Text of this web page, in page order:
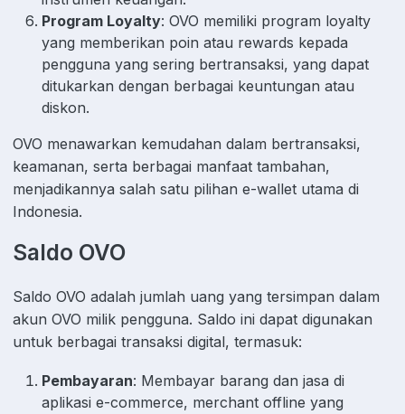
Program Loyalty: OVO memiliki program loyalty
yang memberikan poin atau rewards kepada
pengguna yang sering bertransaksi, yang dapat
ditukarkan dengan berbagai keuntungan atau
diskon.
OVO menawarkan kemudahan dalam bertransaksi,
keamanan, serta berbagai manfaat tambahan,
menjadikannya salah satu pilihan e-wallet utama di
Indonesia.
Saldo OVO
Saldo OVO adalah jumlah uang yang tersimpan dalam
akun OVO milik pengguna. Saldo ini dapat digunakan
untuk berbagai transaksi digital, termasuk:
Pembayaran: Membayar barang dan jasa di
aplikasi e-commerce, merchant offline yang